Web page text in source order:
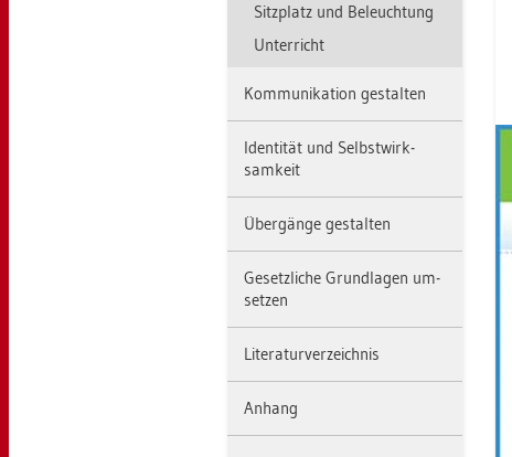
Sitz­platz und Be­leuch­tung
Un­ter­richt
Kom­mu­ni­ka­ti­on ge­stal­ten
Iden­ti­tät und Selbst­wirk­
sam­keit
Über­gän­ge ge­stal­ten
Ge­setz­li­che Grund­la­gen um­
set­zen
Li­te­ra­tur­ver­zeich­nis
An­hang